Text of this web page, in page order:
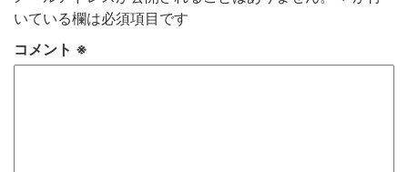
いている欄は必須項目です
コメント ※